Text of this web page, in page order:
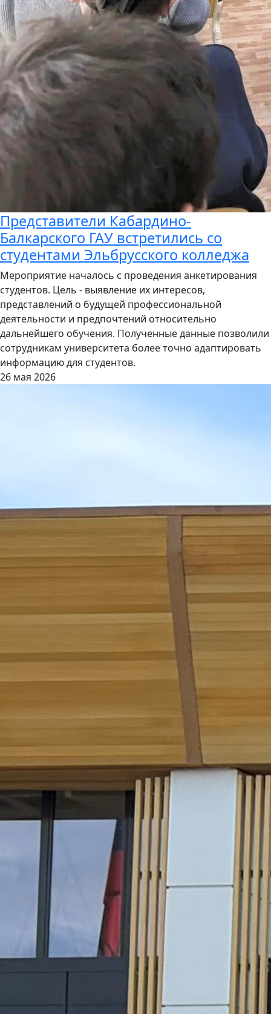
Представители Кабардино-
Балкарского ГАУ встретились со
студентами Эльбрусского колледжа
Мероприятие началось с проведения анкетирования
студентов. Цель - выявление их интересов,
представлений о будущей профессиональной
деятельности и предпочтений относительно
дальнейшего обучения. Полученные данные позволили
сотрудникам университета более точно адаптировать
информацию для студентов.
26 мая 2026